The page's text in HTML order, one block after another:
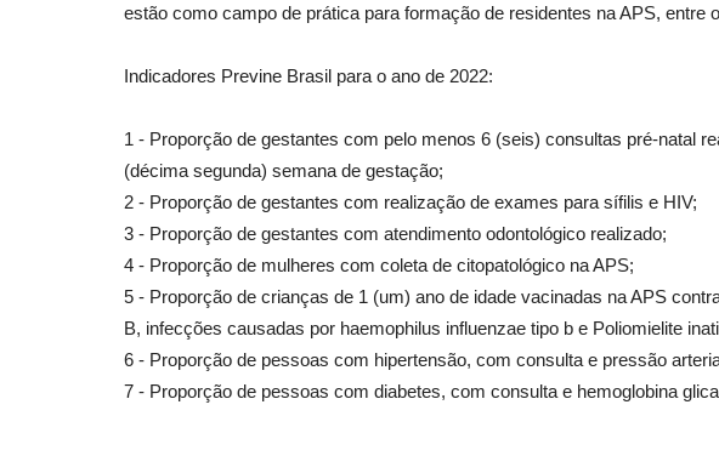
estão como campo de prática para formação de residentes na APS, entre
Indicadores Previne Brasil para o ano de 2022:
1 - Proporção de gestantes com pelo menos 6 (seis) consultas pré-natal
(décima segunda) semana de gestação;
2 - Proporção de gestantes com realização de exames para sífilis e HIV;
3 - Proporção de gestantes com atendimento odontológico realizado;
4 - Proporção de mulheres com coleta de citopatológico na APS;
5 - Proporção de crianças de 1 (um) ano de idade vacinadas na APS
B, infecções causadas por haemophilus influenzae tipo b e Poliomielite
6 - Proporção de pessoas com hipertensão, com consulta e pressão
7 - Proporção de pessoas com diabetes, com consulta e hemoglobina